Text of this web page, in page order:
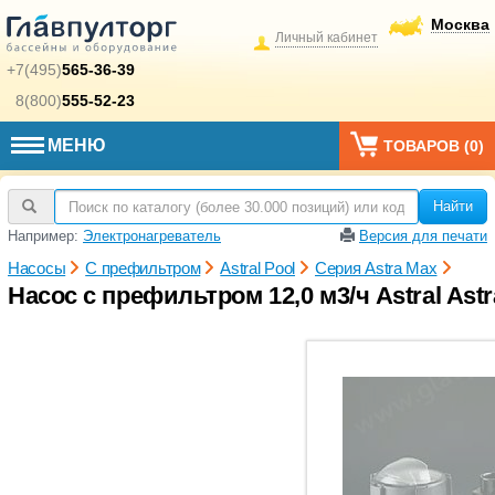
+7(495)565-36-39
8(800)555-52-23
Москва
Личный кабинет
МЕНЮ ТОВАРОВ (0)
Найти
Например: Электронагреватель Версия для печати
Насосы С префильтром Astral Pool Серия Astra Max
Насос с префильтром 12,0 м3/ч Astral